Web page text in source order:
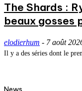
The Shards :
beaux gosses
elodierhum - 7 août
Il y a des séries dont le